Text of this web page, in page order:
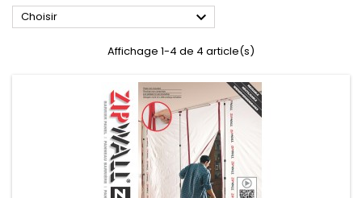
Choisir 
Affichage 1-4 de 4 article(s)